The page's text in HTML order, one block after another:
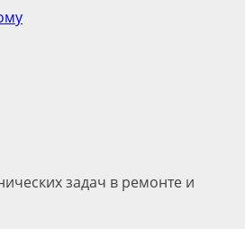
задач в ремонте и